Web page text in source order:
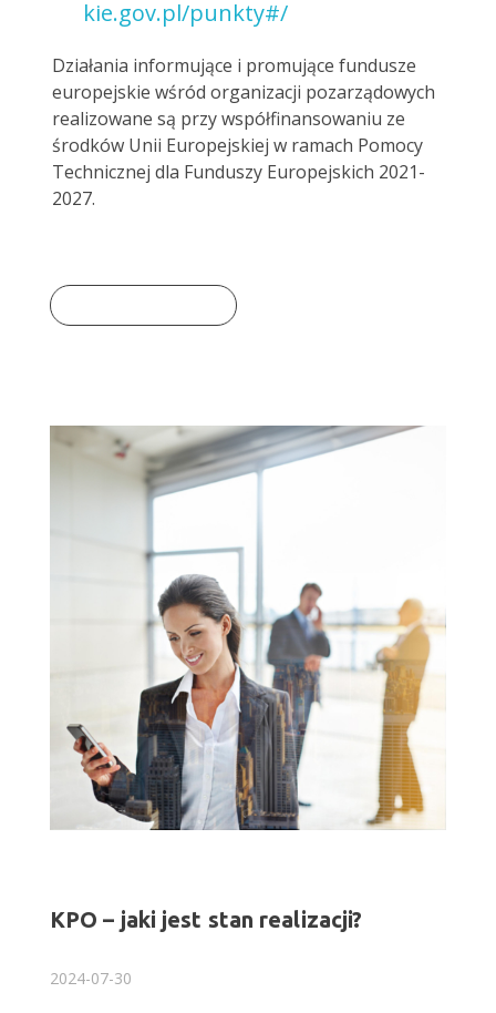
kie.gov.pl/punkty#/
Działania informujące i promujące fundusze
europejskie wśród organizacji pozarządowych
realizowane są przy współfinansowaniu ze
środków Unii Europejskiej w ramach Pomocy
Technicznej dla Funduszy Europejskich 2021-
2027.
KPO – jaki jest stan realizacji?
2024-07-30